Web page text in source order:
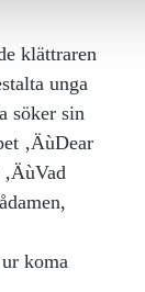
klättraren
unga
söker sin
‚ÄùDear
koma